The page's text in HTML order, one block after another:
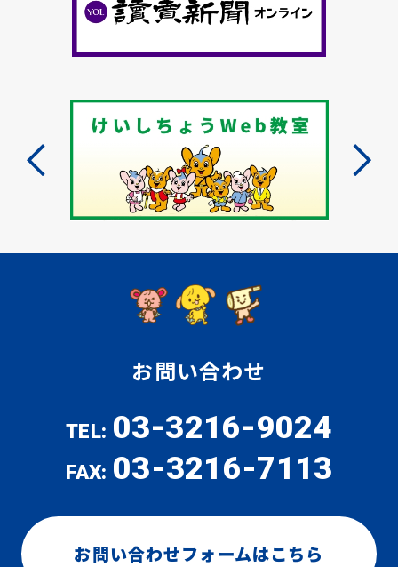
お問い合わせ
TEL: 03-3216-9024
FAX: 03-3216-7113
お問い合わせフォームはこちら